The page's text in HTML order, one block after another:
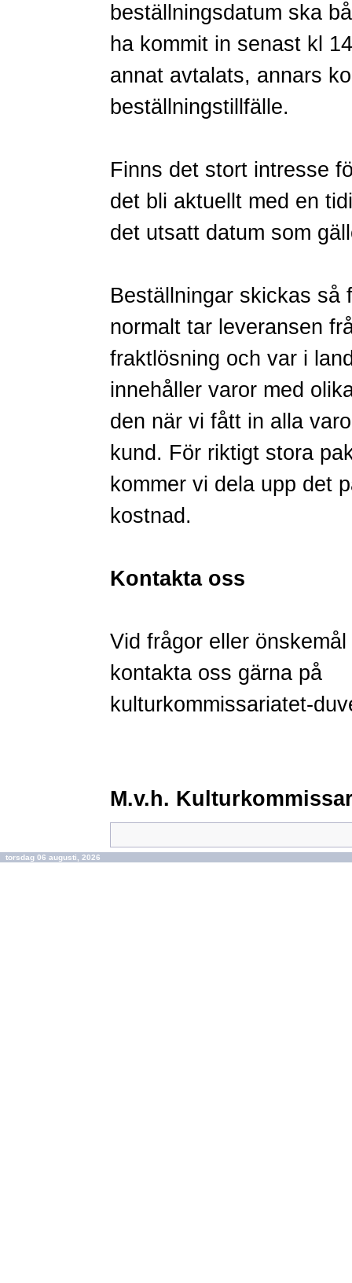
beställningsdatum ska
ha kommit in senast kl
annat avtalats, annars
beställningstillfälle.
Finns det stort intresse
det bli aktuellt med en
det utsatt datum som
Beställningar skickas så
normalt tar leveransen
fraktlösning och var i
innehåller varor med
den när vi fått in alla
kund. För riktigt stora
kommer vi dela upp det
kostnad.
Kontakta oss
Vid frågor eller
kontakta oss gärna på
kulturkommissariatet-
M.v.h.
torsdag 06 augusti, 2026